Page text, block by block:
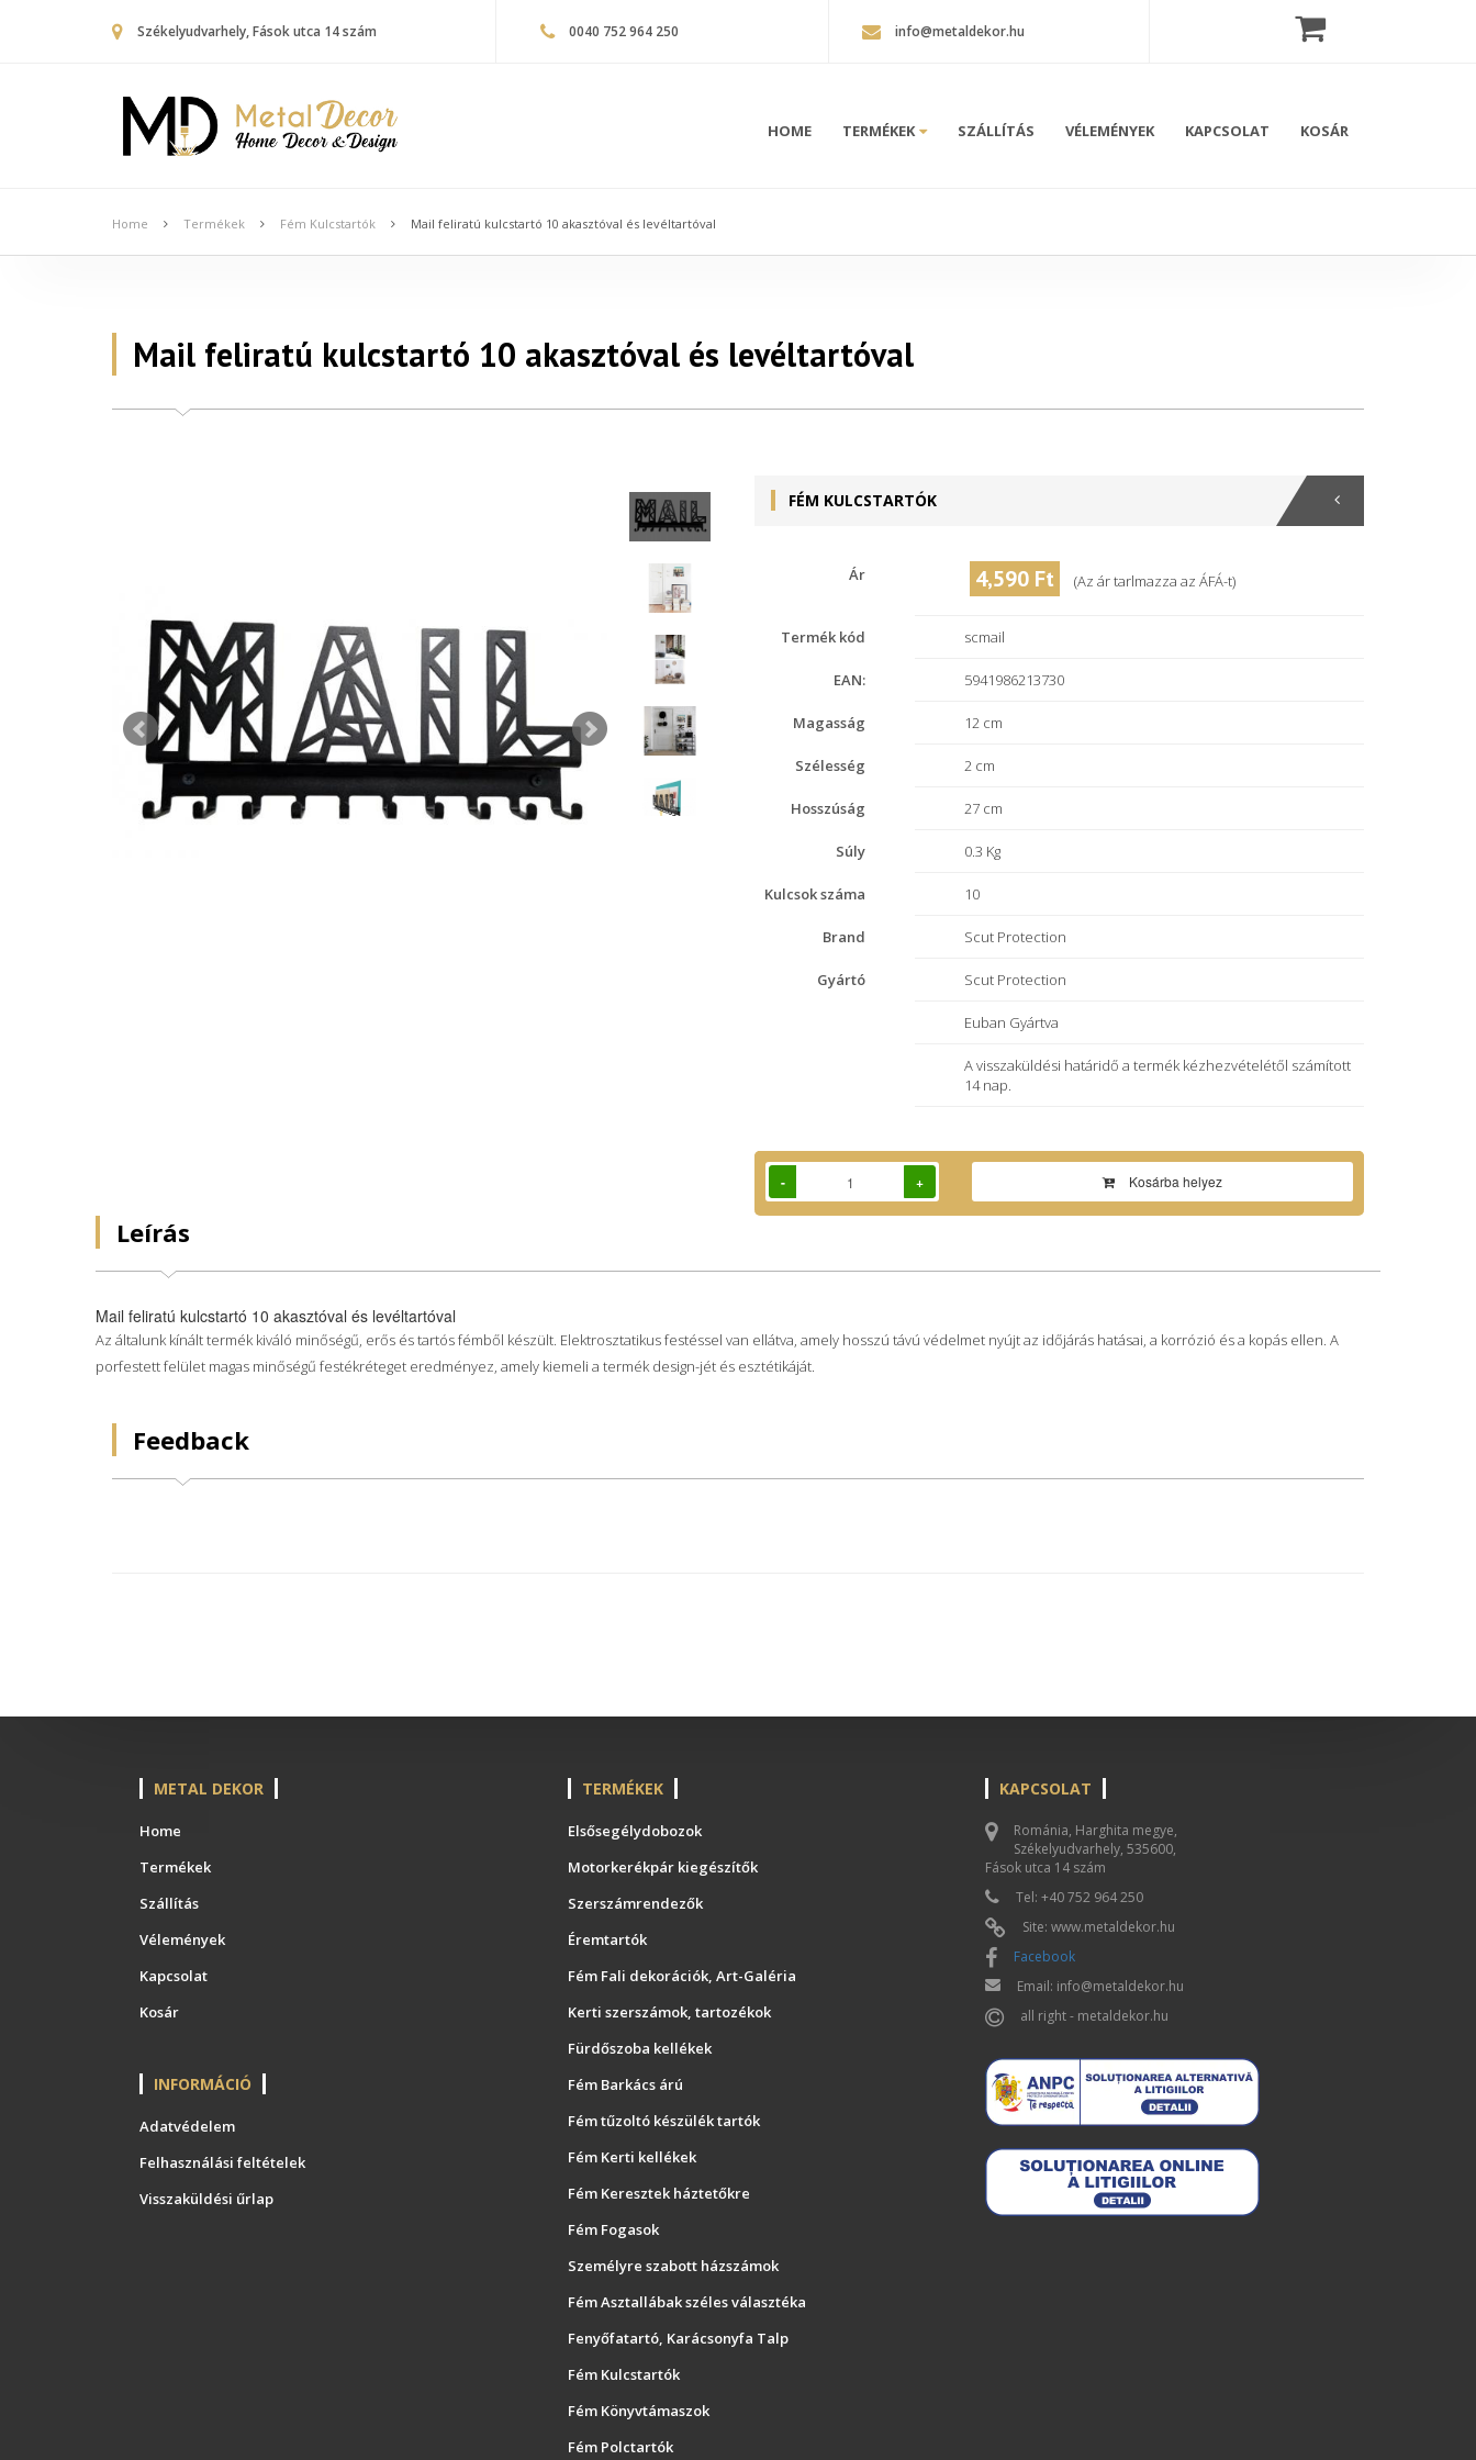
Székelyudvarhely, Fások utca 14 szám 0040 752 964 250 info@metaldekor.hu
HOME TERMÉKEK SZÁLLÍTÁS VÉLEMÉNYEK KAPCSOLAT KOSÁR
Home Termékek Fém Kulcstartók Mail feliratú kulcstartó 10 akasztóval és levéltartóval
Mail feliratú kulcstartó 10 akasztóval és levéltartóval
FÉM KULCSTARTÓK
Ár 4,590 Ft (Az ár tarlmazza az ÁFÁ-t)
Termék kód scmail
EAN: 5941986213730
Magasság 12 cm
Szélesség 2 cm
Hosszúság 27 cm
Súly 0.3 Kg
Kulcsok száma 10
Brand Scut Protection
Gyártó Scut Protection
Euban Gyártva
A visszaküldési határidő a termék kézhezvételétől számított
14 nap.
- + Kosárba helyez
Leírás
Mail feliratú kulcstartó 10 akasztóval és levéltartóval
Az általunk kínált termék kiváló minőségű, erős és tartós fémből készült. Elektrosztatikus festéssel van ellátva, amely hosszú távú védelmet nyújt az időjárás hatásai, a korrózió és a kopás ellen. A
porfestett felület magas minőségű festékréteget eredményez, amely kiemeli a termék design-jét és esztétikáját.
Feedback
METAL DEKOR
Home
Termékek
Szállítás
Vélemények
Kapcsolat
Kosár
INFORMÁCIÓ
Adatvédelem
Felhasználási feltételek
Visszaküldési űrlap
TERMÉKEK
Elsősegélydobozok
Motorkerékpár kiegészítők
Szerszámrendezők
Éremtartók
Fém Fali dekorációk, Art-Galéria
Kerti szerszámok, tartozékok
Fürdőszoba kellékek
Fém Barkács árú
Fém tűzoltó készülék tartók
Fém Kerti kellékek
Fém Keresztek háztetőkre
Fém Fogasok
Személyre szabott házszámok
Fém Asztallábak széles választéka
Fenyőfatartó, Karácsonyfa Talp
Fém Kulcstartók
Fém Könyvtámaszok
Fém Polctartók
KAPCSOLAT
Románia, Harghita megye,
Székelyudvarhely, 535600,
Fások utca 14 szám
Tel: +40 752 964 250
Site: www.metaldekor.hu
Facebook
Email: info@metaldekor.hu
all right - metaldekor.hu